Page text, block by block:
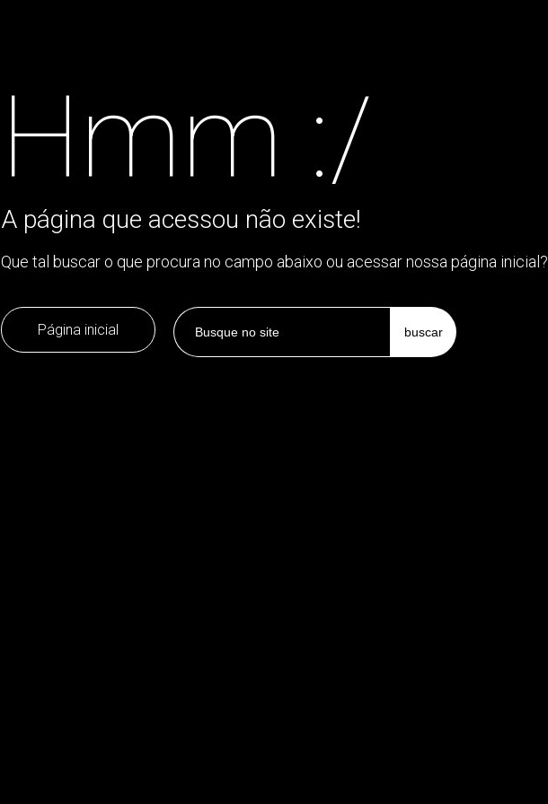
Hmm :/
A página que acessou não existe!
Que tal buscar o que procura no campo abaixo ou acessar nossa página inicial?
Página inicial